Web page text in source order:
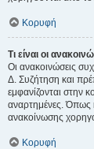
Κορυφή
Τι είναι οι
Οι ανακοινώσεις
Δ. Συζήτηση και
εμφανίζονται στην
αναρτημένες. Όπως
ανακοίνωσης
Κορυφή